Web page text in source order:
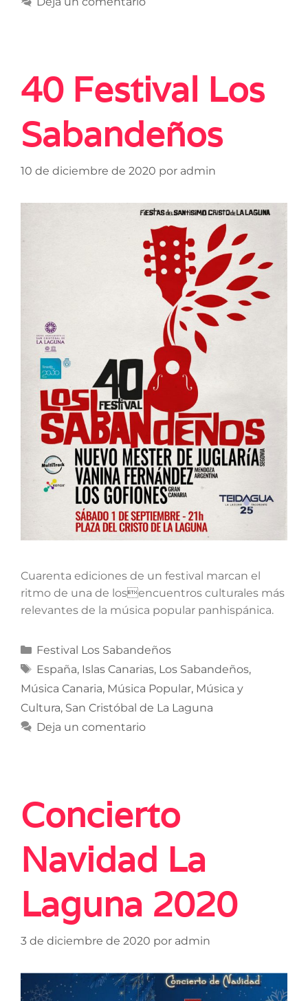
40 Festival Los
Sabandeños
10 de diciembre de 2020 por admin
Cuarenta ediciones de un festival marcan el
ritmo de una de losencuentros culturales más
relevantes de la música popular panhispánica.
Festival Los Sabandeños
España, Islas Canarias, Los Sabandeños,
Música Canaria, Música Popular, Música y
Cultura, San Cristóbal de La Laguna
Deja un comentario
Concierto
Navidad La
Laguna 2020
3 de diciembre de 2020 por admin